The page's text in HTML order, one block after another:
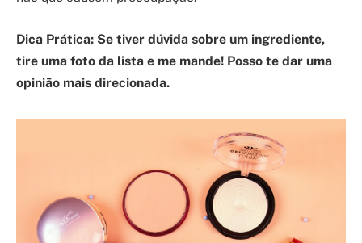
Dica Prática: Se tiver dúvida sobre um ingrediente,
tire uma foto da lista e me mande! Posso te dar uma
opinião mais direcionada.